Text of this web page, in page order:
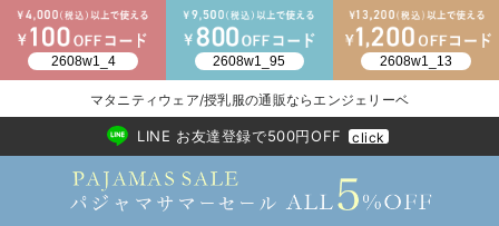
マタニティウェア/授乳服の通販ならエンジェリーベ
2026/NewArrival
送料495円(一部地域を除く) 7,700円以上で送料無料
LINE お友達登録で500円OFF click